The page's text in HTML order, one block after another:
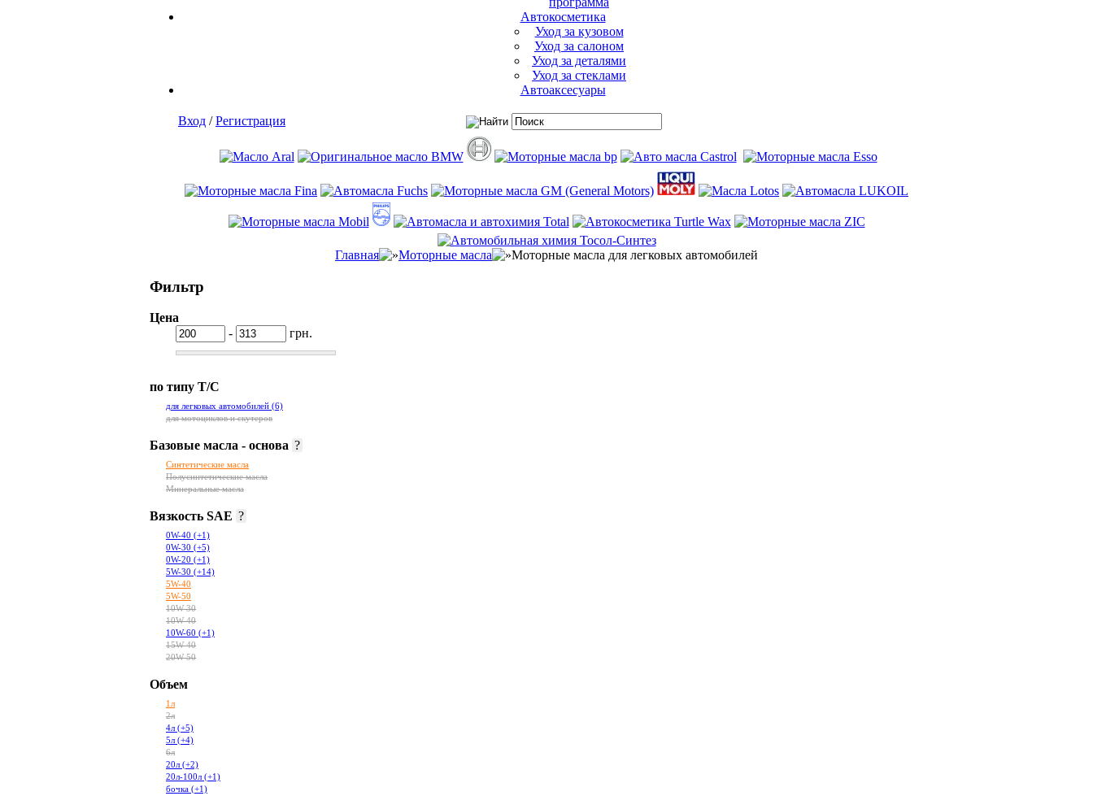
Автокосметика
Уход за кузовом
Уход за салоном
Уход за деталями
Уход за стеклами
Автоаксесуары
Вход /Регистрация
Главная Моторные масла Моторные масла для легковых автомобилей
Фильтр
Цена
-
грн.
по типу Т/С
для легковых автомобилей (6)
для мотоциклов и скутеров
Базовые масла - основа ?
Синтетические масла
Полусинтетические масла
Минеральные масла
Вязкость SAE ?
0W-40 (+1)
0W-30 (+5)
0W-20 (+1)
5W-30 (+14)
5W-40
5W-50
10W-30
10W-40
10W-60 (+1)
15W-40
20W-50
Объем
1л
2л
4л (+5)
5л (+4)
6л
20л (+2)
20л-100л (+1)
бочка (+1)